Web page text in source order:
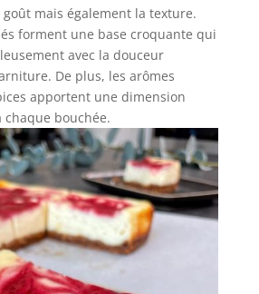
mais également la texture.
forment une base croquante qui
avec la douceur
De plus, les arômes
apportent une dimension
bouchée.